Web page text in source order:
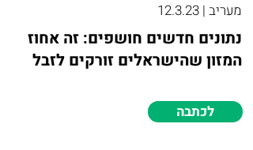
מעריב | 12.3.23
נתונים חדשים חושפים: זה אחוז
המזון שהישראלים זורקים לזבל
לכתבה